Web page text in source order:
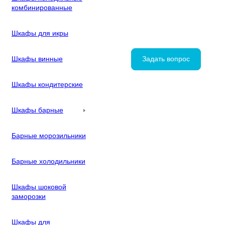
комбинированные
Шкафы для икры
Шкафы винные
Шкафы кондитерские
Шкафы барные
Барные морозильники
Барные холодильники
Шкафы шоковой
заморозки
Шкафы для
Задать вопрос